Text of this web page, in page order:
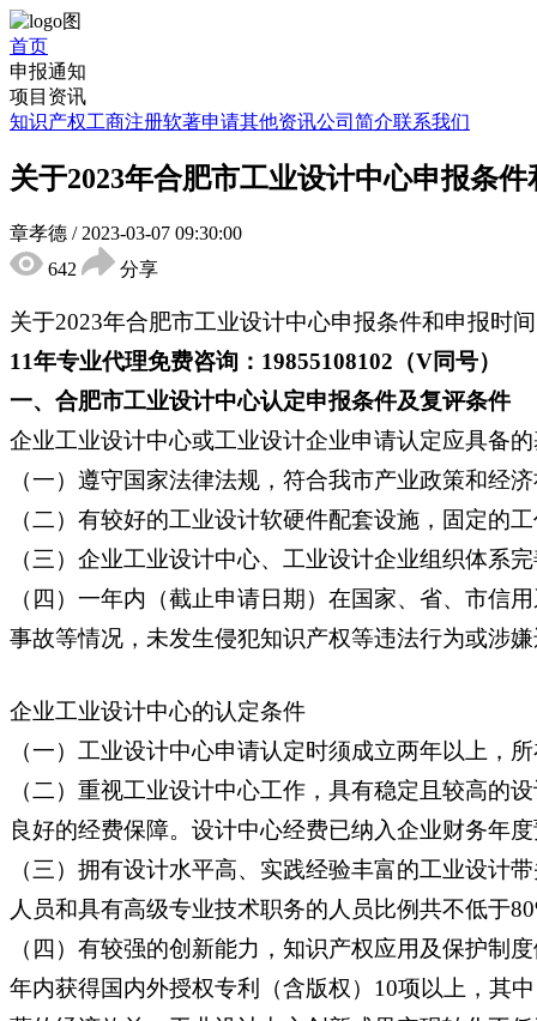
首页
申报通知
项目资讯
知识产权工商注册软著申请其他资讯公司简介联系我们
关于2023年合肥市工业设计中心申报条
章孝德 / 2023-03-07 09:30:00
642
分享
关于2023年合肥市工业设计中心申报条件和申报时
11年专业代理免费咨询：19855108102（V同号）
一、合肥市工业设计中心认定申报条件及复评条件
企业工业设计中心或工业设计企业申请认定应具备
（一）遵守国家法律法规，符合我市产业政策和经
（二）有较好的工业设计软硬件配套设施，固定的
（三）企业工业设计中心、工业设计企业组织体系
（四）一年内（截止申请日期）在国家、省、市信
事故等情况，未发生侵犯知识产权等违法行为或涉
企业工业设计中心的认定条件
（一）工业设计中心申请认定时须成立两年以上，
（二）重视工业设计中心工作，具有稳定且较高的
良好的经费保障。设计中心经费已纳入企业财务年
（三）拥有设计水平高、实践经验丰富的工业设计
人员和具有高级专业技术职务的人员比例共不低于
（四）有较强的创新能力，知识产权应用及保护制
年内获得国内外授权专利（含版权）10项以上，其